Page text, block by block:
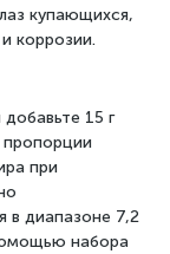
купающихся,
коррозии.
15 г
при
в диапазоне 7,2
набора